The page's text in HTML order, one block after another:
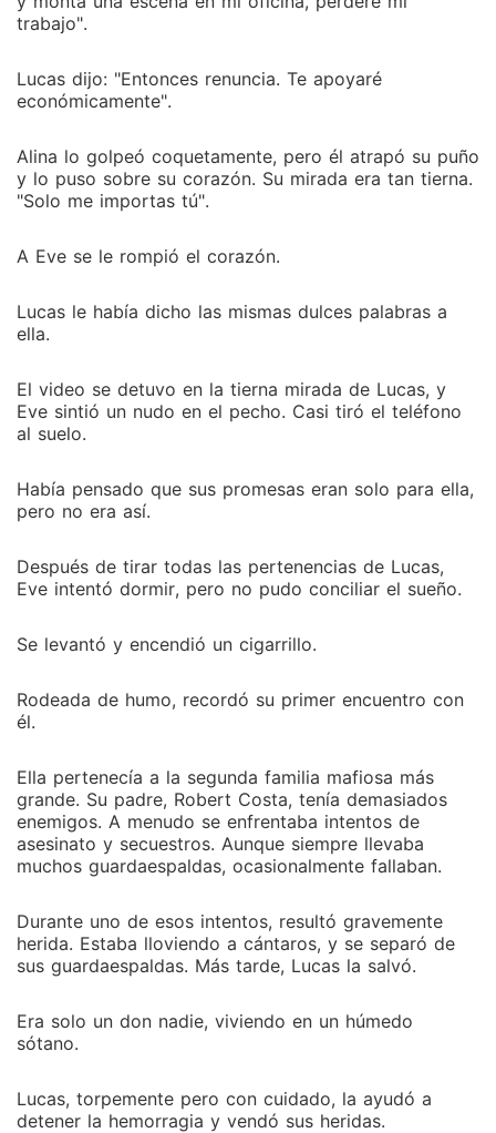
trabajo".
Lucas dijo: "Entonces renuncia. Te apoyaré
económicamente".
Alina lo golpeó coquetamente, pero él atrapó su puño
y lo puso sobre su corazón. Su mirada era tan tierna.
"Solo me importas tú".
A Eve se le rompió el corazón.
Lucas le había dicho las mismas dulces palabras a
ella.
El video se detuvo en la tierna mirada de Lucas, y
Eve sintió un nudo en el pecho. Casi tiró el teléfono
al suelo.
Había pensado que sus promesas eran solo para ella,
pero no era así.
Después de tirar todas las pertenencias de Lucas,
Eve intentó dormir, pero no pudo conciliar el sueño.
Se levantó y encendió un cigarrillo.
Rodeada de humo, recordó su primer encuentro con
él.
Ella pertenecía a la segunda familia mafiosa más
grande. Su padre, Robert Costa, tenía demasiados
enemigos. A menudo se enfrentaba intentos de
asesinato y secuestros. Aunque siempre llevaba
muchos guardaespaldas, ocasionalmente fallaban.
Durante uno de esos intentos, resultó gravemente
herida. Estaba lloviendo a cántaros, y se separó de
sus guardaespaldas. Más tarde, Lucas la salvó.
Era solo un don nadie, viviendo en un húmedo
sótano.
Lucas, torpemente pero con cuidado, la ayudó a
detener la hemorragia y vendó sus heridas.